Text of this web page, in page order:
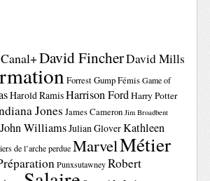
Canal+David FincherDavid Mills
Forrest GumpFémis Game of
Harold RamisHarrison FordHarry Potter
Jones James Cameron Jim Broadbent
John WilliamsJulian GloverKathleen
de l’arche perdue MarvelMétier
Punxsutawney Robert